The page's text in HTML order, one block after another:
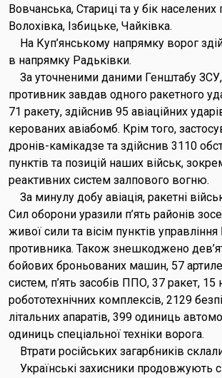
Вовчанська, Стариці та у бік населених
Волохівка, Ізбицьке, Чайківка.
На Куп’янському напрямку ворог
в напрямку Радьківки.
За уточненими даними Генштабу
противник завдав одного ракетного
71 ракету, здійснив 95 авіаційних
керованих авіабомб. Крім того,
дронів-камікадзе та здійснив 3110
пунктів та позицій наших військ,
реактивних систем залпового вогню.
За минулу добу авіація, ракетні
Сил оборони уразили п’ять районів
живої сили та вісім пунктів
противника. Також знешкоджено
бойових броньованих машин, 57
систем, п’ять засобів ППО, 37 ракет, 15
робототехнічних комплексів, 2129
літальних апаратів, 399 одиниць
одиниць спеціальної техніки ворога.
Втрати російських загарбників
Українські захисники продовжують